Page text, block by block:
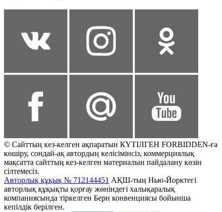
© Сайттың кез-келген ақпаратын КҮТІЛГЕН FORBIDDEN-ға
көшіру, сондай-ақ автордың келісімінсіз, коммерциялық
мақсатта сайттың кез-келген материалын пайдалану көзін
сілтемесіз.
Авторлық құқық № 712144451 АҚШ-тың Нью-Йорктегі
авторлық құқықты қорғау жөніндегі халықаралық
компаниясында тіркелген Берн конвенциясы бойынша
кепілдік берілген.